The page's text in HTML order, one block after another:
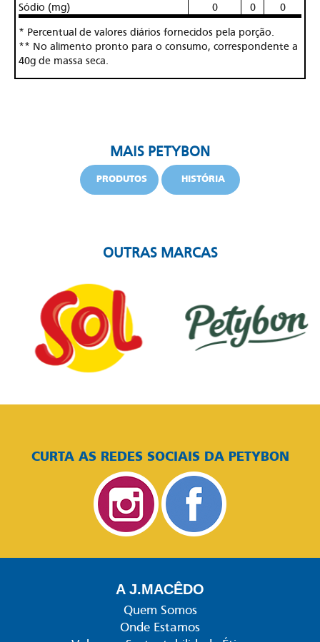
Sódio (mg)
0 0 0
* Percentual de valores diários fornecidos pela porção.
** No alimento pronto para o consumo, correspondente a
40g de massa seca.
MAIS PETYBON
PRODUTOS HISTÓRIA
OUTRAS MARCAS
CURTA AS REDES SOCIAIS DA PETYBON
A J.MACÊDO
Quem Somos
Onde Estamos